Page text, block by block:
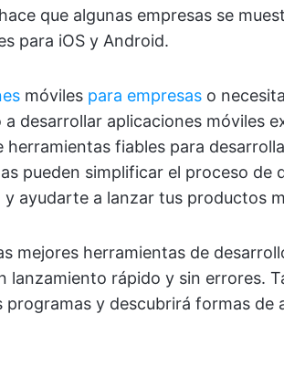
que algunas empresas se
para iOS y Android.
móviles para empresas o
desarrollar aplicaciones móviles
fiables para
pueden simplificar el proceso de
ayudarte a lanzar tus productos
mejores herramientas de
lanzamiento rápido y sin errores.
y descubrirá formas de